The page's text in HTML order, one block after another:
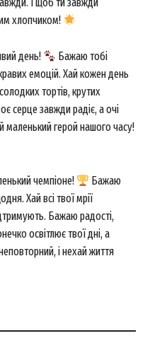
хлопчиком!
день!
Бажаю тобі
емоцій. Хай кожен день
тортів, крутих
серце завжди радіє, а очі
маленький герой нашого часу!
чемпіоне!
Бажаю
Хай всі твої мрії
Бажаю радості,
освітлює твої дні, а
і нехай життя